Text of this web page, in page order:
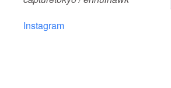
Instagram